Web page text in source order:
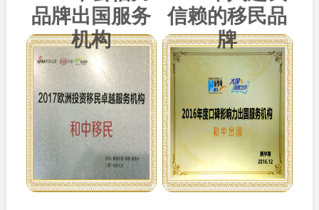
品牌出国服务
机构
信赖的移民品
牌